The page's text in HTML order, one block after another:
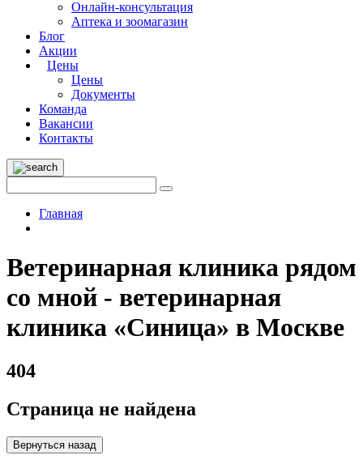
Онлайн-консультация
Аптека и зоомагазин
Блог
Акции
Цены
Цены
Документы
Команда
Вакансии
Контакты
Главная
Ветеринарная клиника рядом
со мной - ветеринарная
клиника «Синица» в Москве
404
Страница не найдена
Вернуться назад